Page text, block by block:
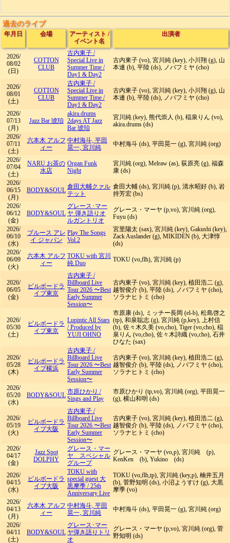
過去のライブ
年月日 会場 アーティスト /
イベント名
出演者
2026/
08/02
(日)
COTTON
CLUB
古内東子 /
Special Live in
Summer Time /
Day1 & Day2
古内東子 (vo), 宮川純 (key), 小川翔 (g), 山
本連 (b), 平陸 (ds), ノバフミヤ (cho)
2026/
08/01
(土)
COTTON
CLUB
古内東子 /
Special Live in
Summer Time /
Day1 & Day2
古内東子 (vo), 宮川純 (key), 小川翔 (g), 山
本連 (b), 平陸 (ds), ノバフミヤ (cho)
2026/
07/13
(月)
Jazz Bar 琥珀
akira.drums
2days AT Jazz
Bar 琥珀
宮川純 (key), 熊代崇人 (b), 稲泉りん (vo),
akira.drums (ds)
2026/
07/11
(土)
六本木 アルフ
ィー
中村海斗, 平田
晃一, 宮川純
中村海斗 (ds), 平田晃一 (g), 宮川純 (org)
2026/
07/04
(土)
NARU お茶の
水店
Organ Funk
Night
宮川純 (org), Melraw (as), 荻原亮 (g), 福森
康 (ds)
2026/
06/15
(月)
BODY&SOUL 倉田大輔クァル
テット
倉田大輔 (ds), 宮川純 (p), 清水昭好 (b), 岩
持芳宏 (bs)
2026/
06/12
(金)
BODY&SOUL
グレース･マー
ヤ 弾き語りオ
ルガントリオ
グレース・マーヤ (p,vo), 宮川純 (org),
Fuyu (ds)
2026/
06/10
(水)
ブルース アレ
イ ジャパン
Play The Songs
Vol.2
宮里陽太 (sax), 宮川純 (key), Gakushi (key),
Zack Auslander (g), MIKIDEN (b), 大津惇
(ds)
2026/
06/09
(火)
六本木 アルフ
ィー
TOKU with 宮川
純 Duo
TOKU (vo,flh), 宮川純 (p)
2026/
06/05
(金)
ビルボードラ
イブ東京
古内東子 /
Billboard Live
Tour 2026 〜Best
Early Summer
Session〜
古内東子 (vo), 宮川純 (key), 植田浩二 (g),
越智俊介 (b), 平陸 (ds), ノバフミヤ (cho),
ソラナヒトミ (cho)
2026/
05/30
(土)
ビルボードラ
イブ東京
Lupintic All Stars
/Produced by
YUJI OHNO
市原康 (ds), ミッチー長岡 (el-b), 松島啓之
(tp), 和泉聡志 (g), 宮川純 (p,key), 上村信
(b), 佐々木久美 (vo,cho), Tiger (vo,cho), 稲
泉りん (vo,cho), 佐々木詩織 (vo,cho), 石井
ひなた (sax)
2026/
05/28
(木)
ビルボードラ
イブ横浜
古内東子 /
Billboard Live
Tour 2026 〜Best
Early Summer
Session〜
古内東子 (vo), 宮川純 (key), 植田浩二 (g),
越智俊介 (b), 平陸 (ds), ノバフミヤ (cho),
ソラナヒトミ (cho)
2026/
05/20
(水)
BODY&SOUL 市原ひかり /
Sings and Play
市原ひかり (tp,vo), 宮川純 (org), 平田晃一
(g), 横山和明 (ds)
2026/
05/19
(火)
ビルボードラ
イブ大阪
古内東子 /
Billboard Live
Tour 2026 〜Best
Early Summer
Session〜
古内東子 (vo), 宮川純 (key), 植田浩二 (g),
越智俊介 (b), 平陸 (ds), ノバフミヤ (cho),
ソラナヒトミ (cho)
2026/
04/17
(金)
Jazz Spot
DOLPHY
グレース・マー
ヤ スペシャル
グループ
グレース・マーヤ (vo,p), 宮川純 (p),
KenKen (b), Yukino (ds)
2026/
04/15
(水)
ビルボードラ
イブ大阪
TOKU with
special guest 大
黒摩季 /25th
Anniversary Live
TOKU (vo,flh,tp), 宮川純 (key,p), 楠井五月
(b), 菅野知明 (ds), 小沼ようすけ (g), 大黒
摩季 (vo)
2026/
04/13
(月)
六本木 アルフ
ィー
中村海斗, 平田
晃一, 宮川純
中村海斗 (ds), 平田晃一 (g), 宮川純 (org)
2026/
04/11
(土)
BODY&SOUL
グレース･マー
ヤ弾き語りトリ
オ
グレース・マーヤ (p,vo), 宮川純 (org), 菅
野知明 (ds)